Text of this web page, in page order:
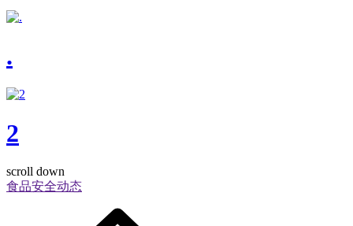
.
2
scroll down
食品安全动态